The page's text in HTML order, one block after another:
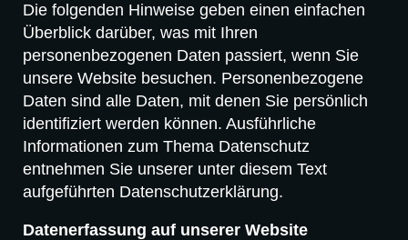
Die folgenden Hinweise geben einen einfachen
Überblick darüber, was mit Ihren
personenbezogenen Daten passiert, wenn Sie
unsere Website besuchen. Personenbezogene
Daten sind alle Daten, mit denen Sie persönlich
identifiziert werden können. Ausführliche
Informationen zum Thema Datenschutz
entnehmen Sie unserer unter diesem Text
aufgeführten Datenschutzerklärung.
Datenerfassung auf unserer Website